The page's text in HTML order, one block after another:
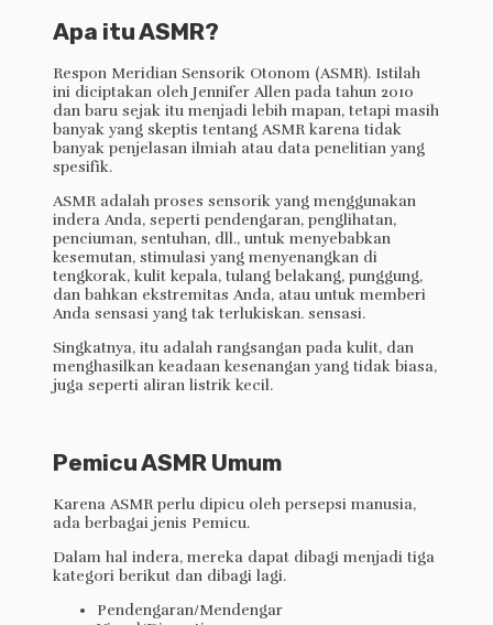
Apa itu ASMR?
Respon Meridian Sensorik Otonom (ASMR). Istilah
ini diciptakan oleh Jennifer Allen pada tahun 2010
dan baru sejak itu menjadi lebih mapan, tetapi masih
banyak yang skeptis tentang ASMR karena tidak
banyak penjelasan ilmiah atau data penelitian yang
spesifik.
ASMR adalah proses sensorik yang menggunakan
indera Anda, seperti pendengaran, penglihatan,
penciuman, sentuhan, dll., untuk menyebabkan
kesemutan, stimulasi yang menyenangkan di
tengkorak, kulit kepala, tulang belakang, punggung,
dan bahkan ekstremitas Anda, atau untuk memberi
Anda sensasi yang tak terlukiskan. sensasi.
Singkatnya, itu adalah rangsangan pada kulit, dan
menghasilkan keadaan kesenangan yang tidak biasa,
juga seperti aliran listrik kecil.
Pemicu ASMR Umum
Karena ASMR perlu dipicu oleh persepsi manusia,
ada berbagai jenis Pemicu.
Dalam hal indera, mereka dapat dibagi menjadi tiga
kategori berikut dan dibagi lagi.
Pendengaran/Mendengar